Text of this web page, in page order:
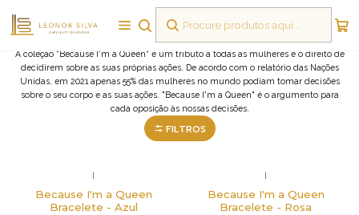
Because I'm a Queen
A coleção "Because I'm a Queen" é um tributo a todas as mulheres e o direito de
decidirem sobre as suas próprias ações. De acordo com o relatório das Nações
Unidas, em 2021 apenas 55% das mulheres no mundo podiam tomar decisões
sobre o seu corpo e as suas ações. "Because I'm a Queen" é o argumento para
cada oposição às nossas decisões.
FILTROS
Because I'm a Queen
Bracelete - Azul
Because I'm a Queen
Bracelete - Rosa